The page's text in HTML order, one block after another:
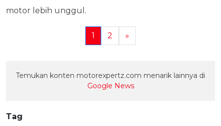
motor lebih unggul.
1 2 »
Temukan konten motorexpertz.com menarik lainnya di
Google News
Tag